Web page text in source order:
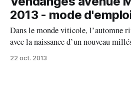
2013 - mode
Dans le monde viticole, l’automne
avec la naissance d’un nouveau
Mais vous allez me poser cette
22 oct. 2013